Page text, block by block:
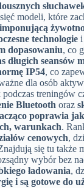
modeli, które
imponującą
technologie i
dopasowaniu, co
długich seansów
IP54, co
dla osób
podczas treningów
Bluetooth oraz
poprawia
warunkach.
cenowych,
się tu także
wybór bez
ładowania,
i są gotowe do